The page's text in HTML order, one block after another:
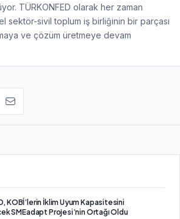
TÜRKONFED olarak her zaman
sektör-sivil toplum iş birliğinin bir parçası
ve çözüm üretmeye devam
KOBİ’lerin İklim Uyum Kapasitesini
SMEadapt Projesi’nin Ortağı Oldu